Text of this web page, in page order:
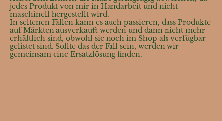
jedes Produkt von mir in Handarbeit und nicht
maschinell hergestellt wird.
In seltenen Fällen kann es auch passieren, dass Produkte
auf Märkten ausverkauft werden und dann nicht mehr
erhältlich sind, obwohl sie noch im Shop als verfügbar
gelistet sind. Sollte das der Fall sein, werden wir
gemeinsam eine Ersatzlösung finden.